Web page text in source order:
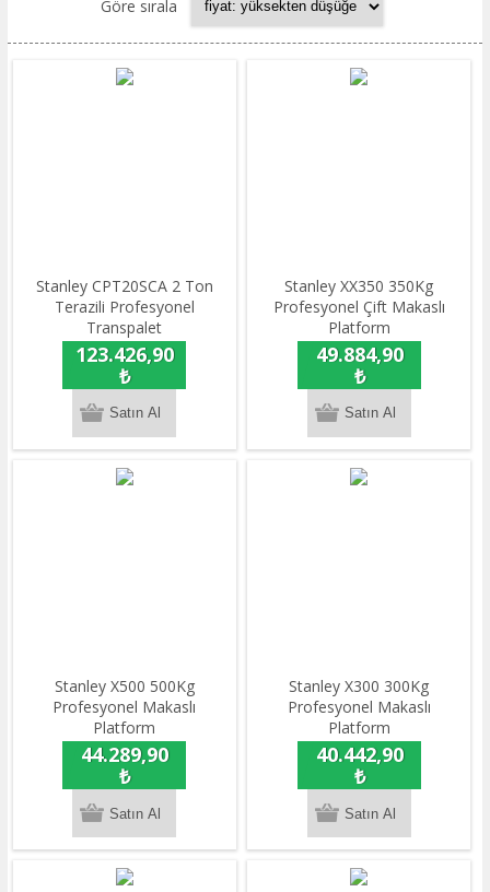
Göre sırala
Stanley CPT20SCA 2 Ton
Terazili Profesyonel
Transpalet
123.426,90
₺
Stanley XX350 350Kg
Profesyonel Çift Makaslı
Platform
49.884,90
₺
Stanley X500 500Kg
Profesyonel Makaslı
Platform
44.289,90
₺
Stanley X300 300Kg
Profesyonel Makaslı
Platform
40.442,90
₺